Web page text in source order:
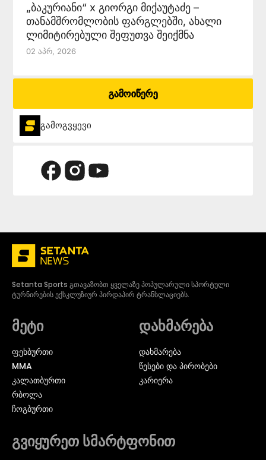
„ბაკურიანი“ x გიორგი მიქაუტაძე –
თანამშრომლობის ფარგლებში, ახალი
ლიმიტირებული შეფუთვა შეიქმნა
02 Აპრ, 2026
გამოიწერე
გამოგვყევი
Setanta Sports გთავაზობთ ყველაზე პოპულარული სპორტული
ტურნირების ექსკლუზიურ პირდაპირ ტრანსლაციებს.
მეტი
ᲤᲔᲮᲑᲣᲠᲗᲘ
MMA
ᲙᲐᲚᲐᲗᲑᲣᲠᲗᲘ
ᲠᲑᲝᲚᲐ
ᲩᲝᲒᲑᲣᲠᲗᲘ
დახმარება
დახმარება
წესები და პირობები
კარიერა
გვიყურეთ სმარტფონით